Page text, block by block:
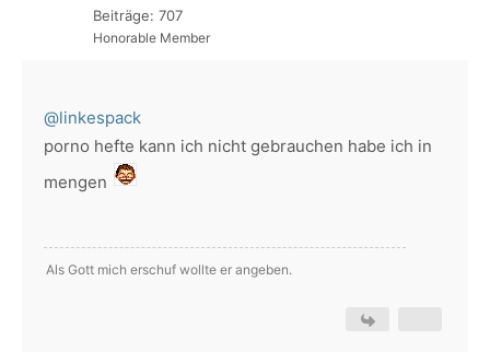
Beiträge: 707
Honorable Member
@linkespack
porno hefte kann ich nicht gebrauchen habe ich in
mengen
Als Gott mich erschuf wollte er angeben.